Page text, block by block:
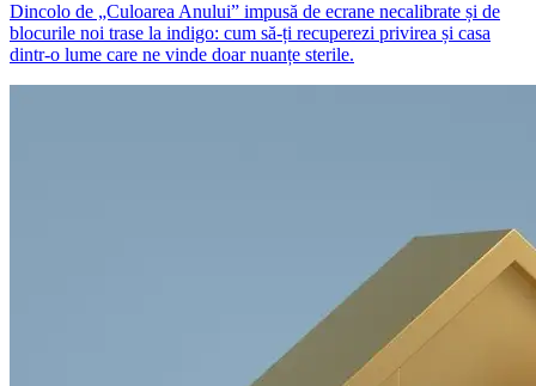
Dincolo de „Culoarea Anului” impusă de ecrane necalibrate și de
blocurile noi trase la indigo: cum să-ți recuperezi privirea și casa
dintr-o lume care ne vinde doar nuanțe sterile.